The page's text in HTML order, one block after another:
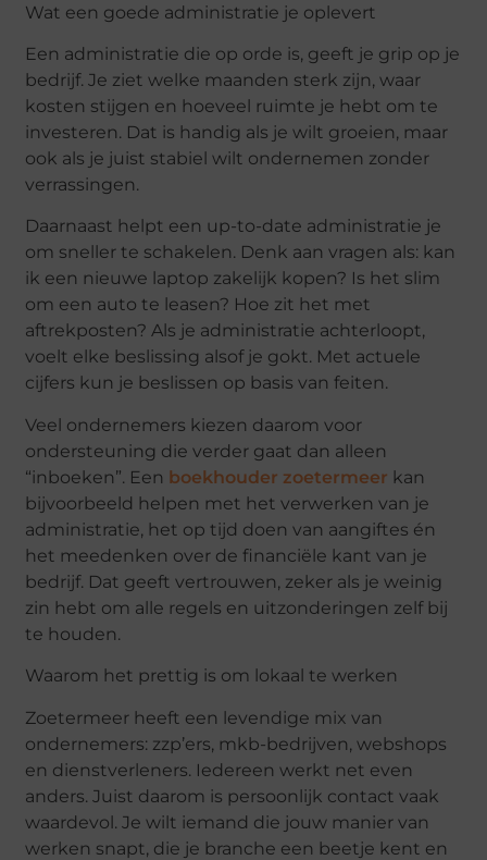
Wat een goede administratie je oplevert
Een administratie die op orde is, geeft je grip op je
bedrijf. Je ziet welke maanden sterk zijn, waar
kosten stijgen en hoeveel ruimte je hebt om te
investeren. Dat is handig als je wilt groeien, maar
ook als je juist stabiel wilt ondernemen zonder
verrassingen.
Daarnaast helpt een up-to-date administratie je
om sneller te schakelen. Denk aan vragen als: kan
ik een nieuwe laptop zakelijk kopen? Is het slim
om een auto te leasen? Hoe zit het met
aftrekposten? Als je administratie achterloopt,
voelt elke beslissing alsof je gokt. Met actuele
cijfers kun je beslissen op basis van feiten.
Veel ondernemers kiezen daarom voor
ondersteuning die verder gaat dan alleen
“inboeken”. Een boekhouder zoetermeer kan
bijvoorbeeld helpen met het verwerken van je
administratie, het op tijd doen van aangiftes én
het meedenken over de financiële kant van je
bedrijf. Dat geeft vertrouwen, zeker als je weinig
zin hebt om alle regels en uitzonderingen zelf bij
te houden.
Waarom het prettig is om lokaal te werken
Zoetermeer heeft een levendige mix van
ondernemers: zzp’ers, mkb-bedrijven, webshops
en dienstverleners. Iedereen werkt net even
anders. Juist daarom is persoonlijk contact vaak
waardevol. Je wilt iemand die jouw manier van
werken snapt, die je branche een beetje kent en